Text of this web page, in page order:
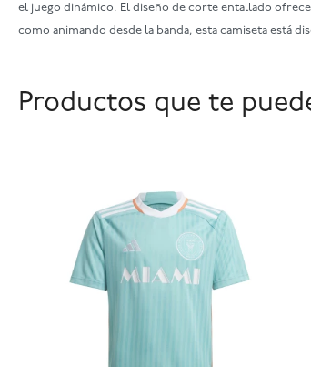
el juego dinámico. El diseño de corte entallado
como animando desde la banda, esta camiseta está
Productos que te